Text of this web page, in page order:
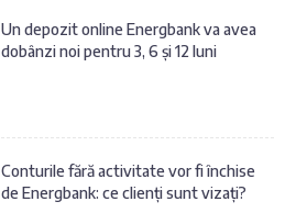
Un depozit online Energbank va avea
dobânzi noi pentru 3, 6 și 12 luni
Conturile fără activitate vor fi închise
de Energbank: ce clienți sunt vizați?